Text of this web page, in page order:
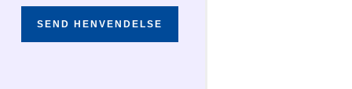
SEND HENVENDELSE